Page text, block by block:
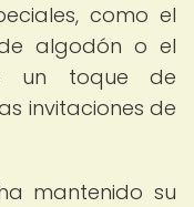
como el
algodón o el
un toque de
invitaciones de
mantenido su